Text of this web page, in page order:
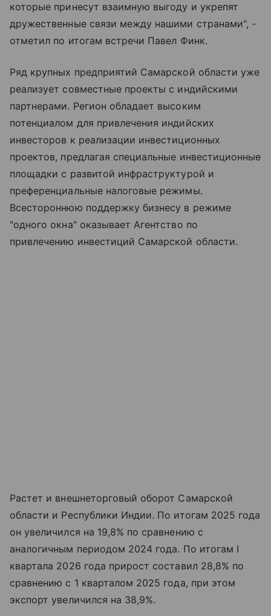
которые принесут взаимную выгоду и укрепят
дружественные связи между нашими странами", -
отметил по итогам встречи Павел Финк.
Ряд крупных предприятий Самарской области уже
реализует совместные проекты с индийскими
партнерами. Регион обладает высоким
потенциалом для привлечения индийских
инвесторов к реализации инвестиционных
проектов, предлагая специальные инвестиционные
площадки с развитой инфраструктурой и
преференциальные налоговые режимы.
Всестороннюю поддержку бизнесу в режиме
"одного окна" оказывает Агентство по
привлечению инвестиций Самарской области.
Растет и внешнеторговый оборот Самарской
области и Республики Индии. По итогам 2025 года
он увеличился на 19,8% по сравнению с
аналогичным периодом 2024 года. По итогам I
квартала 2026 года прирост составил 28,8% по
сравнению с 1 кварталом 2025 года, при этом
экспорт увеличился на 38,9%.